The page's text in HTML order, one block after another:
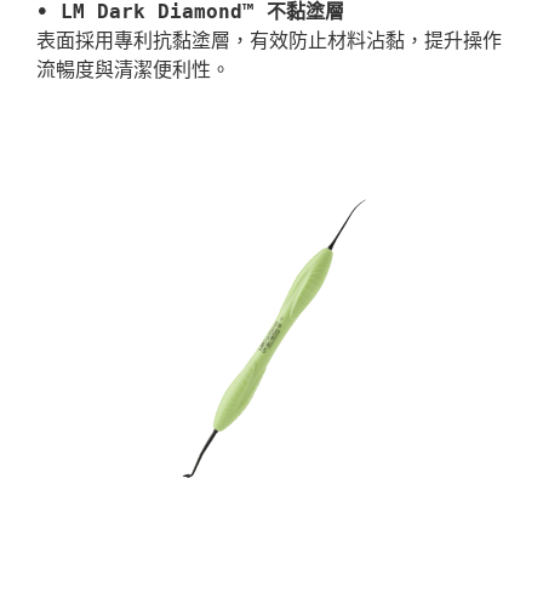
• LM Dark Diamond™ 不黏塗層
表面採用專利抗黏塗層，有效防止材料沾黏，提升操作
流暢度與清潔便利性。